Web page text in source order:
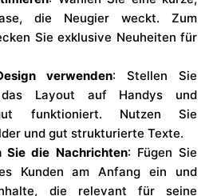
die Neugier weckt. Zum
Sie exklusive Neuheiten für
verwenden: Stellen Sie
Layout auf Handys und
funktioniert. Nutzen Sie
und gut strukturierte Texte.
Sie die Nachrichten: Fügen Sie
Kunden am Anfang ein und
die relevant für seine